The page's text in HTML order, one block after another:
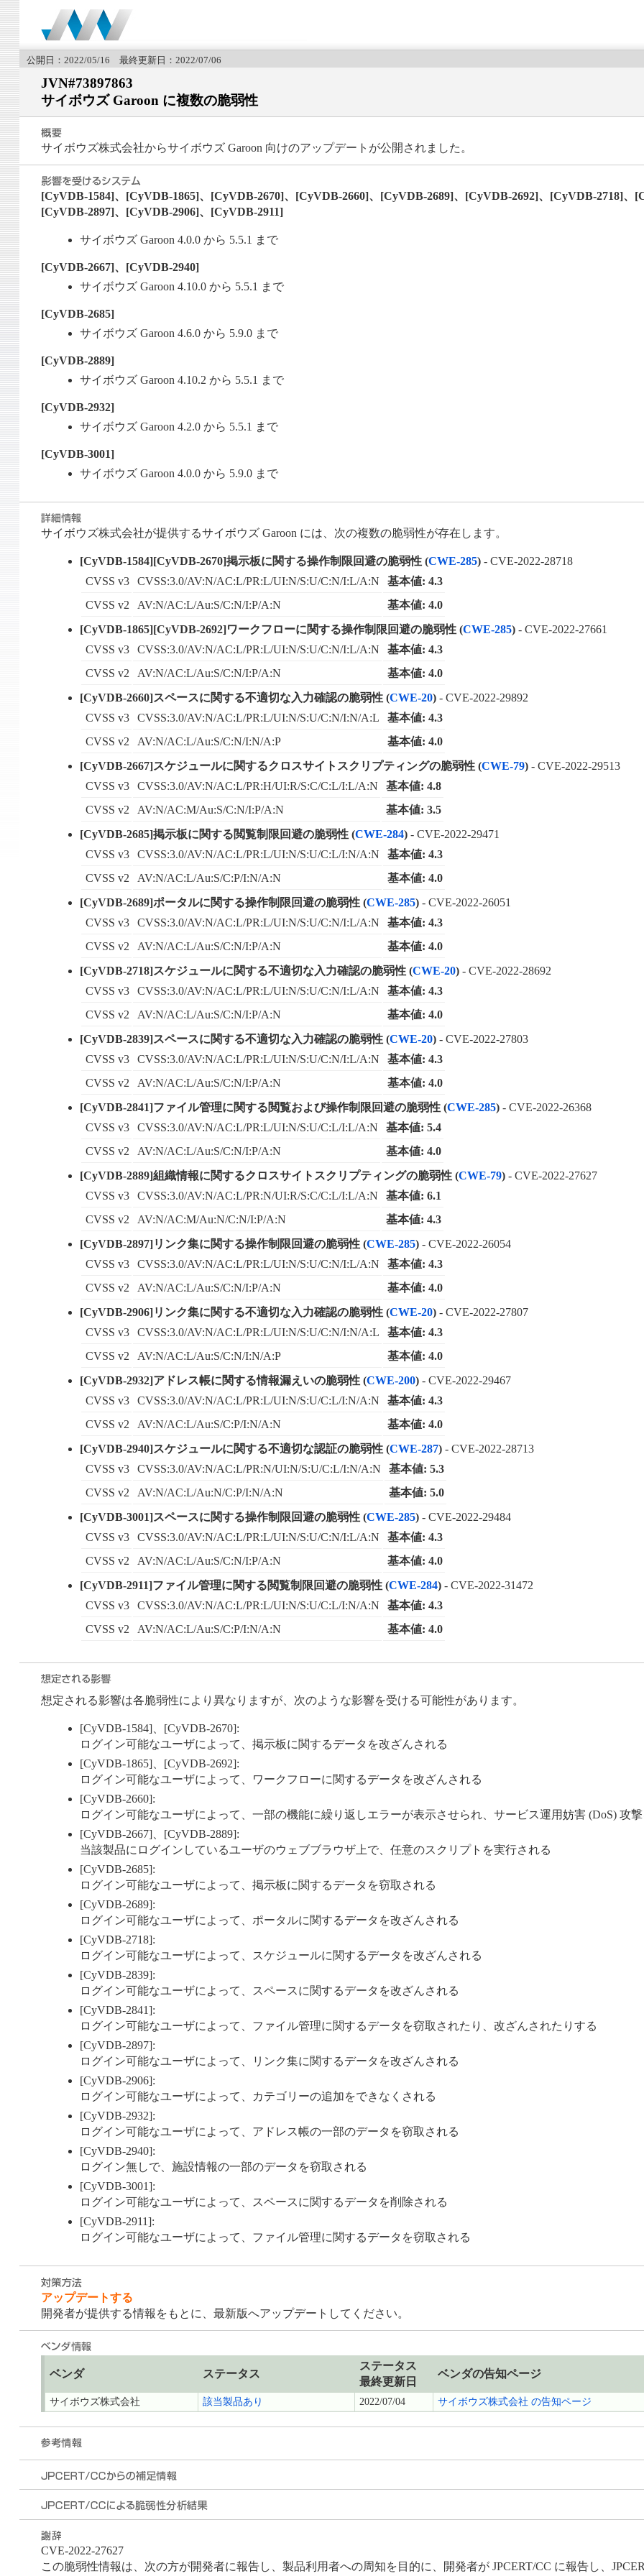
公開日：2022/05/16 最終更新日：2022/07/06
JVN#73897863
サイボウズ Garoon に複数の脆弱性
サイボウズ株式会社からサイボウズ Garoon 向けのアップデートが公開されました。
[CyVDB-1584]、[CyVDB-1865]、[CyVDB-2670]、[CyVDB-2660]、[CyVDB-2689]、[CyVDB-2692]、[CyVDB-2718]、
[CyVDB-2897]、[CyVDB-2906]、[CyVDB-2911]
サイボウズ Garoon 4.0.0 から 5.5.1 まで
[CyVDB-2667]、[CyVDB-2940]
サイボウズ Garoon 4.10.0 から 5.5.1 まで
[CyVDB-2685]
サイボウズ Garoon 4.6.0 から 5.9.0 まで
[CyVDB-2889]
サイボウズ Garoon 4.10.2 から 5.5.1 まで
[CyVDB-2932]
サイボウズ Garoon 4.2.0 から 5.5.1 まで
[CyVDB-3001]
サイボウズ Garoon 4.0.0 から 5.9.0 まで
サイボウズ株式会社が提供するサイボウズ Garoon には、次の複数の脆弱性が存在します。
[CyVDB-1584][CyVDB-2670]掲示板に関する操作制限回避の脆弱性 (CWE-285) - CVE-2022-28718
CVSS v3
CVSS:3.0/AV:N/AC:L/PR:L/UI:N/S:U/C:N/I:L/A:N
基本値: 4.3
CVSS v2
AV:N/AC:L/Au:S/C:N/I:P/A:N
基本値: 4.0
[CyVDB-1865][CyVDB-2692]ワークフローに関する操作制限回避の脆弱性 (CWE-285) - CVE-2022-27661
CVSS v3
CVSS:3.0/AV:N/AC:L/PR:L/UI:N/S:U/C:N/I:L/A:N
基本値: 4.3
CVSS v2
AV:N/AC:L/Au:S/C:N/I:P/A:N
基本値: 4.0
[CyVDB-2660]スペースに関する不適切な入力確認の脆弱性 (CWE-20) - CVE-2022-29892
CVSS v3
CVSS:3.0/AV:N/AC:L/PR:L/UI:N/S:U/C:N/I:N/A:L
基本値: 4.3
CVSS v2
AV:N/AC:L/Au:S/C:N/I:N/A:P
基本値: 4.0
[CyVDB-2667]スケジュールに関するクロスサイトスクリプティングの脆弱性 (CWE-79) - CVE-2022-29513
CVSS v3
CVSS:3.0/AV:N/AC:L/PR:H/UI:R/S:C/C:L/I:L/A:N
基本値: 4.8
CVSS v2
AV:N/AC:M/Au:S/C:N/I:P/A:N
基本値: 3.5
[CyVDB-2685]掲示板に関する閲覧制限回避の脆弱性 (CWE-284) - CVE-2022-29471
CVSS v3
CVSS:3.0/AV:N/AC:L/PR:L/UI:N/S:U/C:L/I:N/A:N
基本値: 4.3
CVSS v2
AV:N/AC:L/Au:S/C:P/I:N/A:N
基本値: 4.0
[CyVDB-2689]ポータルに関する操作制限回避の脆弱性 (CWE-285) - CVE-2022-26051
CVSS v3
CVSS:3.0/AV:N/AC:L/PR:L/UI:N/S:U/C:N/I:L/A:N
基本値: 4.3
CVSS v2
AV:N/AC:L/Au:S/C:N/I:P/A:N
基本値: 4.0
[CyVDB-2718]スケジュールに関する不適切な入力確認の脆弱性 (CWE-20) - CVE-2022-28692
CVSS v3
CVSS:3.0/AV:N/AC:L/PR:L/UI:N/S:U/C:N/I:L/A:N
基本値: 4.3
CVSS v2
AV:N/AC:L/Au:S/C:N/I:P/A:N
基本値: 4.0
[CyVDB-2839]スペースに関する不適切な入力確認の脆弱性 (CWE-20) - CVE-2022-27803
CVSS v3
CVSS:3.0/AV:N/AC:L/PR:L/UI:N/S:U/C:N/I:L/A:N
基本値: 4.3
CVSS v2
AV:N/AC:L/Au:S/C:N/I:P/A:N
基本値: 4.0
[CyVDB-2841]ファイル管理に関する閲覧および操作制限回避の脆弱性 (CWE-285) - CVE-2022-26368
CVSS v3
CVSS:3.0/AV:N/AC:L/PR:L/UI:N/S:U/C:L/I:L/A:N
基本値: 5.4
CVSS v2
AV:N/AC:L/Au:S/C:N/I:P/A:N
基本値: 4.0
[CyVDB-2889]組織情報に関するクロスサイトスクリプティングの脆弱性 (CWE-79) - CVE-2022-27627
CVSS v3
CVSS:3.0/AV:N/AC:L/PR:N/UI:R/S:C/C:L/I:L/A:N
基本値: 6.1
CVSS v2
AV:N/AC:M/Au:N/C:N/I:P/A:N
基本値: 4.3
[CyVDB-2897]リンク集に関する操作制限回避の脆弱性 (CWE-285) - CVE-2022-26054
CVSS v3
CVSS:3.0/AV:N/AC:L/PR:L/UI:N/S:U/C:N/I:L/A:N
基本値: 4.3
CVSS v2
AV:N/AC:L/Au:S/C:N/I:P/A:N
基本値: 4.0
[CyVDB-2906]リンク集に関する不適切な入力確認の脆弱性 (CWE-20) - CVE-2022-27807
CVSS v3
CVSS:3.0/AV:N/AC:L/PR:L/UI:N/S:U/C:N/I:N/A:L
基本値: 4.3
CVSS v2
AV:N/AC:L/Au:S/C:N/I:N/A:P
基本値: 4.0
[CyVDB-2932]アドレス帳に関する情報漏えいの脆弱性 (CWE-200) - CVE-2022-29467
CVSS v3
CVSS:3.0/AV:N/AC:L/PR:L/UI:N/S:U/C:L/I:N/A:N
基本値: 4.3
CVSS v2
AV:N/AC:L/Au:S/C:P/I:N/A:N
基本値: 4.0
[CyVDB-2940]スケジュールに関する不適切な認証の脆弱性 (CWE-287) - CVE-2022-28713
CVSS v3
CVSS:3.0/AV:N/AC:L/PR:N/UI:N/S:U/C:L/I:N/A:N
基本値: 5.3
CVSS v2
AV:N/AC:L/Au:N/C:P/I:N/A:N
基本値: 5.0
[CyVDB-3001]スペースに関する操作制限回避の脆弱性 (CWE-285) - CVE-2022-29484
CVSS v3
CVSS:3.0/AV:N/AC:L/PR:L/UI:N/S:U/C:N/I:L/A:N
基本値: 4.3
CVSS v2
AV:N/AC:L/Au:S/C:N/I:P/A:N
基本値: 4.0
[CyVDB-2911]ファイル管理に関する閲覧制限回避の脆弱性 (CWE-284) - CVE-2022-31472
CVSS v3
CVSS:3.0/AV:N/AC:L/PR:L/UI:N/S:U/C:L/I:N/A:N
基本値: 4.3
CVSS v2
AV:N/AC:L/Au:S/C:P/I:N/A:N 基本値: 4.0
想定される影響は各脆弱性により異なりますが、次のような影響を受ける可能性があります。
[CyVDB-1584]、[CyVDB-2670]:
ログイン可能なユーザによって、掲示板に関するデータを改ざんされる
[CyVDB-1865]、[CyVDB-2692]:
ログイン可能なユーザによって、ワークフローに関するデータを改ざんされる
[CyVDB-2660]:
ログイン可能なユーザによって、一部の機能に繰り返しエラーが表示させられ、サービス運用妨害 (DoS) 攻
[CyVDB-2667]、[CyVDB-2889]:
当該製品にログインしているユーザのウェブブラウザ上で、任意のスクリプトを実行される
[CyVDB-2685]:
ログイン可能なユーザによって、掲示板に関するデータを窃取される
[CyVDB-2689]:
ログイン可能なユーザによって、ポータルに関するデータを改ざんされる
[CyVDB-2718]:
ログイン可能なユーザによって、スケジュールに関するデータを改ざんされる
[CyVDB-2839]:
ログイン可能なユーザによって、スペースに関するデータを改ざんされる
[CyVDB-2841]:
ログイン可能なユーザによって、ファイル管理に関するデータを窃取されたり、改ざんされたりする
[CyVDB-2897]:
ログイン可能なユーザによって、リンク集に関するデータを改ざんされる
[CyVDB-2906]:
ログイン可能なユーザによって、カテゴリーの追加をできなくされる
[CyVDB-2932]:
ログイン可能なユーザによって、アドレス帳の一部のデータを窃取される
[CyVDB-2940]:
ログイン無しで、施設情報の一部のデータを窃取される
[CyVDB-3001]:
ログイン可能なユーザによって、スペースに関するデータを削除される
[CyVDB-2911]:
ログイン可能なユーザによって、ファイル管理に関するデータを窃取される
アップデートする
開発者が提供する情報をもとに、最新版へアップデートしてください。
ベンダ ステータス
ステータス
最終更新日
ベンダの告知ページ
サイボウズ株式会社 該当製品あり 2022/07/04 サイボウズ株式会社 の告知ページ
CVE-2022-27627
この脆弱性情報は、次の方が開発者に報告し、製品利用者への周知を目的に、開発者が JPCERT/CC に報告し、